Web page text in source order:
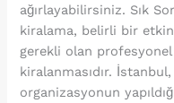
ağırlayabilirsiniz. Sık
kiralama, belirli bir
gerekli olan
kiralanmasıdır.
organizasyonun